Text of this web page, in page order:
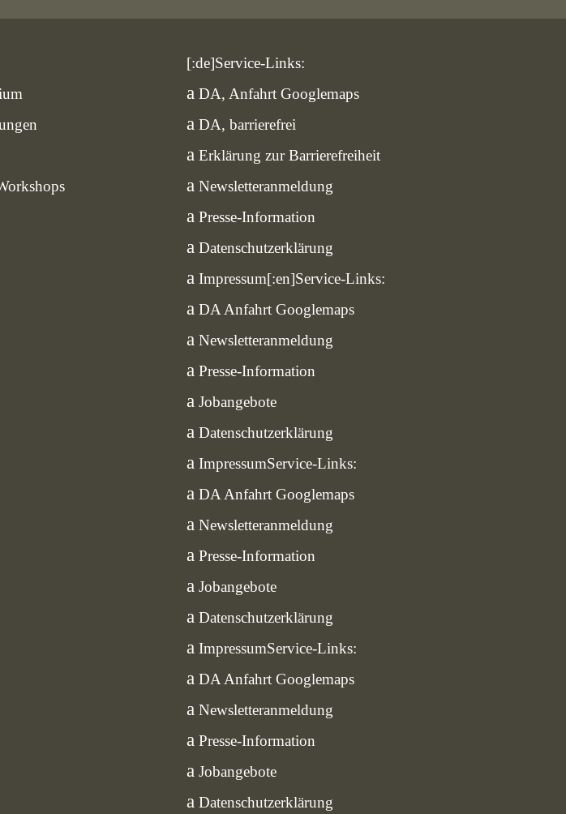
[:de]Service-Links:
DA, Anfahrt Googlemaps
DA, barrierefrei
Erklärung zur Barrierefreiheit
Newsletteranmeldung
Presse-Information
Datenschutzerklärung
Impressum[:en]Service-Links:
DA Anfahrt Googlemaps
Newsletteranmeldung
Presse-Information
Jobangebote
Datenschutzerklärung
ImpressumService-Links:
DA Anfahrt Googlemaps
Newsletteranmeldung
Presse-Information
Jobangebote
Datenschutzerklärung
ImpressumService-Links:
DA Anfahrt Googlemaps
Newsletteranmeldung
Presse-Information
Jobangebote
Datenschutzerklärung